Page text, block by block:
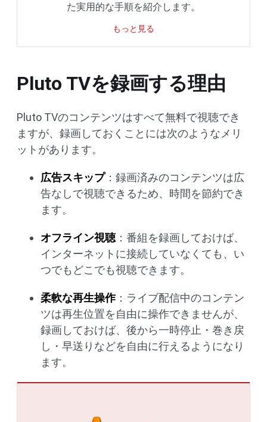
た実用的な手順を紹介します。
もっと見る
Pluto TVを録画する理由
Pluto TVのコンテンツはすべて無料で視聴でき
ますが、録画しておくことには次のようなメリ
ットがあります。
広告スキップ：録画済みのコンテンツは広
告なしで視聴できるため、時間を節約でき
ます。
オフライン視聴：番組を録画しておけば、
インターネットに接続していなくても、い
つでもどこでも視聴できます。
柔軟な再生操作：ライブ配信中のコンテン
ツは再生位置を自由に操作できませんが、
録画しておけば、後から一時停止・巻き戻
し・早送りなどを自由に行えるようになり
ます。